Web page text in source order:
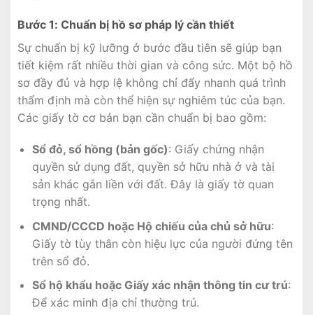
Bước 1: Chuẩn bị hồ sơ pháp lý cần thiết
Sự chuẩn bị kỹ lưỡng ở bước đầu tiên sẽ giúp bạn
tiết kiệm rất nhiều thời gian và công sức. Một bộ hồ
sơ đầy đủ và hợp lệ không chỉ đẩy nhanh quá trình
thẩm định mà còn thể hiện sự nghiêm túc của bạn.
Các giấy tờ cơ bản bạn cần chuẩn bị bao gồm:
Sổ đỏ, sổ hồng (bản gốc): Giấy chứng nhận
quyền sử dụng đất, quyền sở hữu nhà ở và tài
sản khác gắn liền với đất. Đây là giấy tờ quan
trọng nhất.
CMND/CCCD hoặc Hộ chiếu của chủ sở hữu:
Giấy tờ tùy thân còn hiệu lực của người đứng tên
trên sổ đỏ.
Sổ hộ khẩu hoặc Giấy xác nhận thông tin cư trú:
Để xác minh địa chỉ thường trú.